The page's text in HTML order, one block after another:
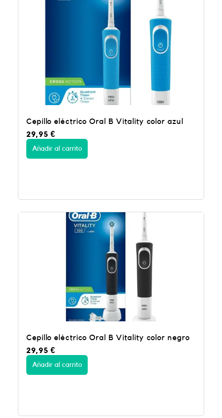
Cepillo eléctrico Oral B Vitality color azul
29,95€
Añadir al carrito
Cepillo eléctrico Oral B Vitality color negro
29,95€
Añadir al carrito